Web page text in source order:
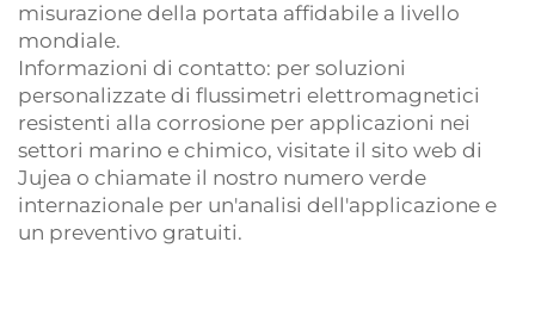
misurazione della portata affidabile a livello
mondiale.
Informazioni di contatto: per soluzioni
personalizzate di flussimetri elettromagnetici
resistenti alla corrosione per applicazioni nei
settori marino e chimico, visitate il sito web di
Jujea o chiamate il nostro numero verde
internazionale per un'analisi dell'applicazione e
un preventivo gratuiti.